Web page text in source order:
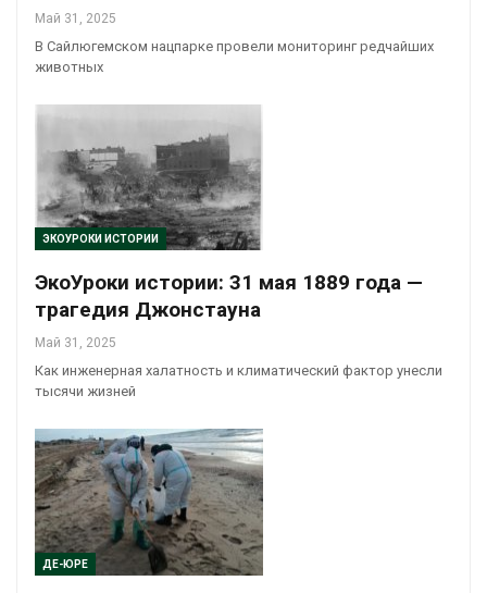
Май 31, 2025
В Сайлюгемском нацпарке провели мониторинг редчайших
животных
ЭКОУРОКИ ИСТОРИИ
ЭкоУроки истории: 31 мая 1889 года —
трагедия Джонстауна
Май 31, 2025
Как инженерная халатность и климатический фактор унесли
тысячи жизней
ДЕ-ЮРЕ